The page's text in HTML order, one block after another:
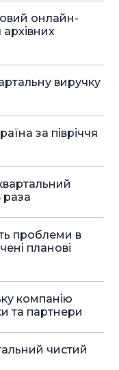
онлайн-
виручку
за півріччя
раза
проблеми в
планові
компанію
та партнери
чистий